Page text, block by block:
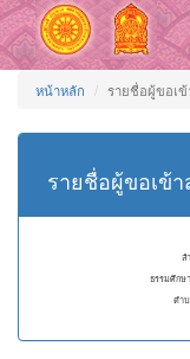
หน้าหลัก รายชื่อผู้ขอเ
รายชื่อผู้ขอเข้
ส
ธรรมศึกษ
ตำ